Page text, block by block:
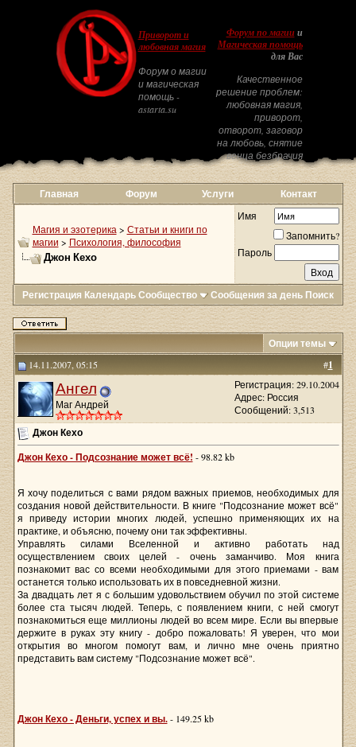
Приворот и
любовная магия
Форум о магии
и магическая
помощь -
astarta.su
Форум по магиии
Магическая помощь
для Вас
Качественное
решение проблем:
любовная магия,
приворот,
отворот, заговор
на любовь, снятие
венца безбрачия
Главная Форум Услуги Контакт
Магия и эзотерика > Статьи и книги по
магии > Психология, философия
Джон Кехо
Имя
Запомнить?
Пароль
Регистрация КалендарьСообщество Сообщения за день Поиск
Опции темы
#1
14.11.2007, 05:15
Ангел
Маг Андрей
Регистрация: 29.10.2004
Адрес: Россия
Сообщений: 3,513
Джон Кехо
Джон Кехо - Подсознание может всё! - 98.82 kb
Я хочу поделиться с вами рядом важных приемов, необходимых для
создания новой действительности. В книге "Подсознание может всё"
я приведу истории многих людей, успешно применяющих их на
практике, и объясню, почему они так эффективны.
Управлять силами Вселенной и активно работать над
осуществлением своих целей - очень заманчиво. Моя книга
познакомит вас со всеми необходимыми для этого приемами - вам
останется только использовать их в повседневной жизни.
За двадцать лет я с большим удовольствием обучил по этой системе
более ста тысяч людей. Теперь, с появлением книги, с ней смогут
познакомиться еще миллионы людей во всем мире. Если вы впервые
держите в руках эту книгу - добро пожаловать! Я уверен, что мои
открытия во многом помогут вам, и лично мне очень приятно
представить вам систему "Подсознание может всё".
Джон Кехо - Деньги, успех и вы.- 149.25 kb